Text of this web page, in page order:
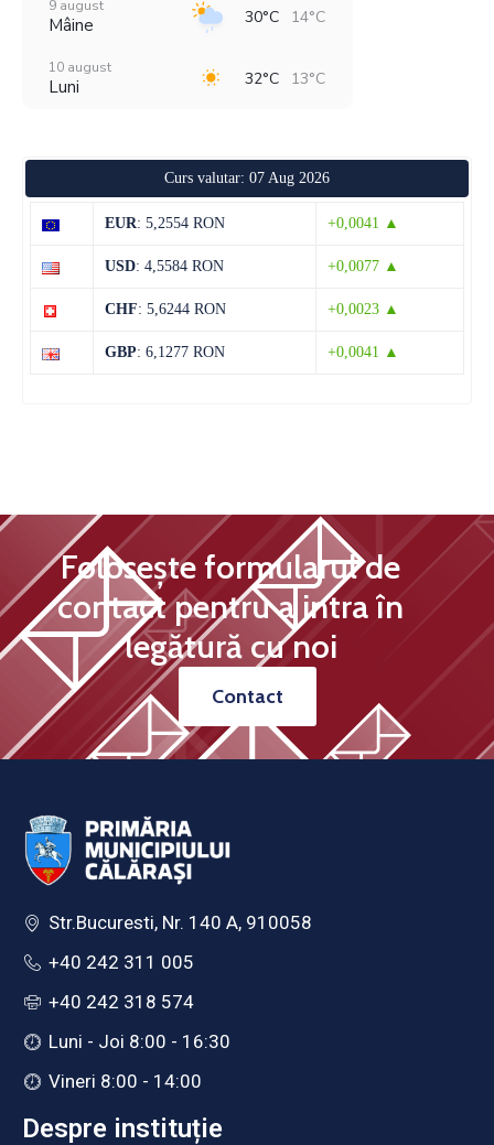
9 august
Mâine 30°C 14°C
10 august
Luni 32°C 13°C
30°C 20°C
Joi
14 august
Curs valutar: 07 Aug 2026
EUR: 5,2554 RON +0,0041 ▲
USD: 4,5584 RON +0,0077 ▲
CHF: 5,6244 RON +0,0023 ▲
GBP: 6,1277 RON +0,0041 ▲
Folosește formularul de
contact pentru a intra în
legătură cu noi
Contact
Str.Bucuresti, Nr. 140 A, 910058
+40 242 311 005
+40 242 318 574
Luni - Joi 8:00 - 16:30
Vineri 8:00 - 14:00
Despre instituție